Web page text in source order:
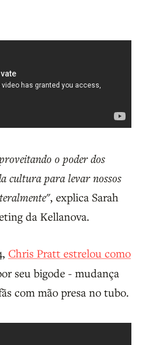
o poder dos
cultura para levar nossos
, explica Sarah
da Kellanova.
Chris Pratt estrelou como
seu bigode - mudança
com mão presa no tubo.